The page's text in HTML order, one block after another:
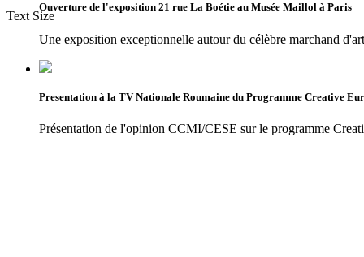
Ouverture de l'exposition 21 rue La Boétie au Musée Maillol à Paris
Une exposition exceptionnelle autour du célèbre marchand
Presentation à la TV Nationale Roumaine du Programme Creative
Présentation de l'opinion CCMI/CESE sur le programme
Text Size